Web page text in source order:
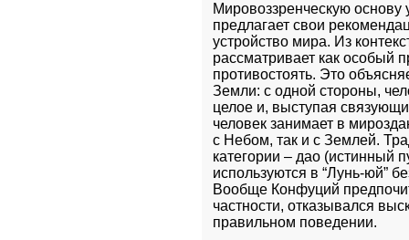
Мировоззренческую основу
предлагает свои
устройство мира. Из
рассматривает как
противостоять. Это
Земли: с одной стороны,
целое и, выступая
человек занимает в
с Небом, так и с Землей.
категории – дао (истинный
используются в “Лунь-юй”
Вообще Конфуций
частности, отказывался
правильном поведении.